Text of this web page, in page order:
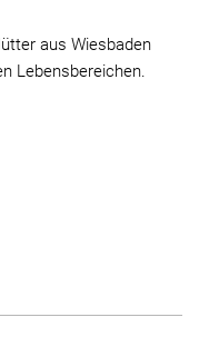
aus Wiesbaden
Lebensbereichen.